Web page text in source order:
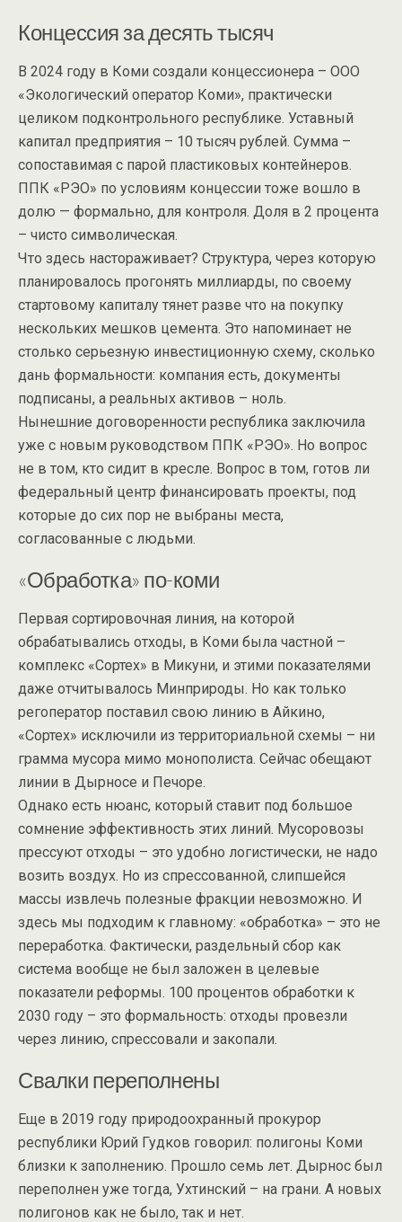
Концессия за десять тысяч
В 2024 году в Коми создали концессионера – ООО
«Экологический оператор Коми», практически
целиком подконтрольного республике. Уставный
капитал предприятия – 10 тысяч рублей. Сумма –
сопоставимая с парой пластиковых контейнеров.
ППК «РЭО» по условиям концессии тоже вошло в
долю — формально, для контроля. Доля в 2 процента
– чисто символическая.
Что здесь настораживает? Структура, через которую
планировалось прогонять миллиарды, по своему
стартовому капиталу тянет разве что на покупку
нескольких мешков цемента. Это напоминает не
столько серьезную инвестиционную схему, сколько
дань формальности: компания есть, документы
подписаны, а реальных активов – ноль.
Нынешние договоренности республика заключила
уже с новым руководством ППК «РЭО». Но вопрос
не в том, кто сидит в кресле. Вопрос в том, готов ли
федеральный центр финансировать проекты, под
которые до сих пор не выбраны места,
согласованные с людьми.
«Обработка» по-коми
Первая сортировочная линия, на которой
обрабатывались отходы, в Коми была частной –
комплекс «Сортех» в Микуни, и этими показателями
даже отчитывалось Минприроды. Но как только
регоператор поставил свою линию в Айкино,
«Сортех» исключили из территориальной схемы – ни
грамма мусора мимо монополиста. Сейчас обещают
линии в Дырносе и Печоре.
Однако есть нюанс, который ставит под большое
сомнение эффективность этих линий. Мусоровозы
прессуют отходы – это удобно логистически, не надо
возить воздух. Но из спрессованной, слипшейся
массы извлечь полезные фракции невозможно. И
здесь мы подходим к главному: «обработка» – это не
переработка. Фактически, раздельный сбор как
система вообще не был заложен в целевые
показатели реформы. 100 процентов обработки к
2030 году – это формальность: отходы провезли
через линию, спрессовали и закопали.
Свалки переполнены
Еще в 2019 году природоохранный прокурор
республики Юрий Гудков говорил: полигоны Коми
близки к заполнению. Прошло семь лет. Дырнос был
переполнен уже тогда, Ухтинский – на грани. А новых
полигонов как не было, так и нет.